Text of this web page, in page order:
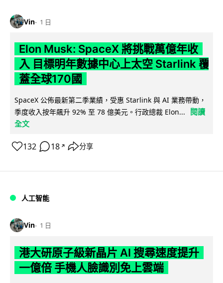
Vin 1 日
Elon Musk: SpaceX 將挑戰萬億年收
入 目標明年數據中心上太空 Starlink 覆
蓋全球170國
SpaceX 公佈最新第二季業績，受惠 Starlink 與 AI 業務帶動，
季度收入按年飆升 92% 至 78 億美元。行政總裁 Elon...
閱讀
全文
132 18 ↗ 分享
人工智能
Vin 1 日
港大研原子級新晶片 AI 搜尋速度提升
一億倍 手機人臉識別免上雲端